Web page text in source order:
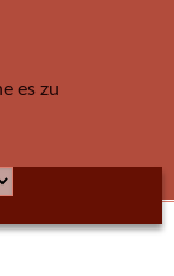
es zu